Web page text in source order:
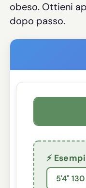
obeso. Ottieni
dopo passo.
⚡
5'4"